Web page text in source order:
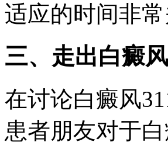
适应的时间非常
三、走出白癜
在讨论白癜风
患者朋友对于